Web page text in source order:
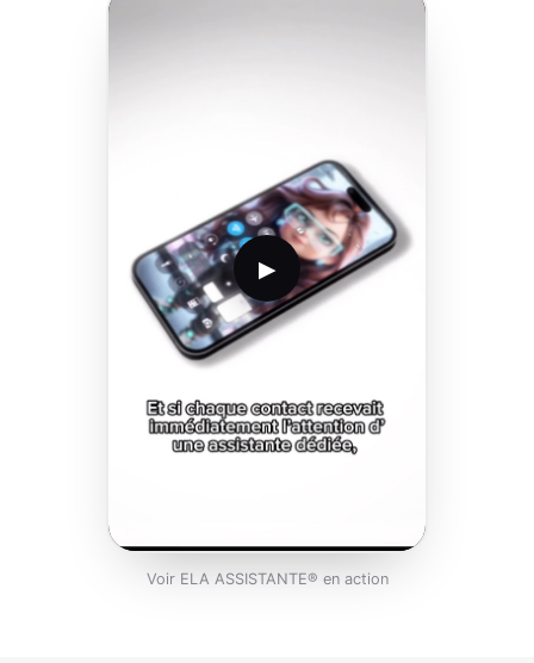
▶
Voir ELA ASSISTANTE® en action